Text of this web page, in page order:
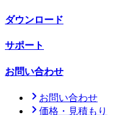
ダウンロード
サポート
お問い合わせ
お問い合わせ
価格・見積もり